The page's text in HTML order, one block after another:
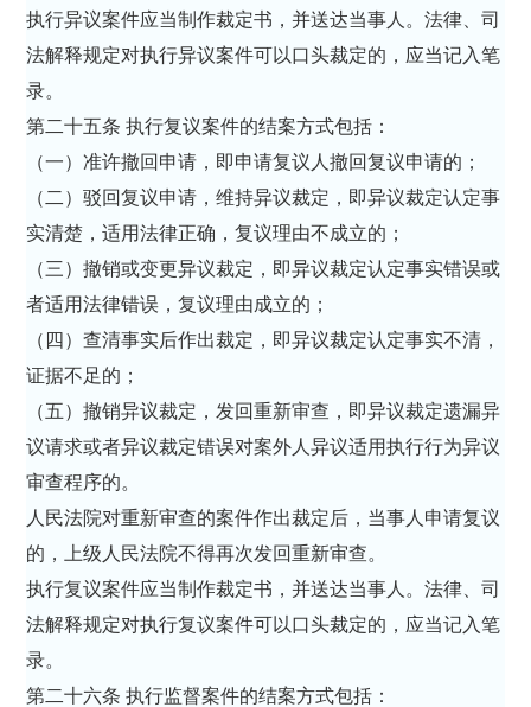
执行异议案件应当制作裁定书，并送达当事人。法律、司
法解释规定对执行异议案件可以口头裁定的，应当记入笔
录。
第二十五条 执行复议案件的结案方式包括：
（一）准许撤回申请，即申请复议人撤回复议申请的；
（二）驳回复议申请，维持异议裁定，即异议裁定认定事
实清楚，适用法律正确，复议理由不成立的；
（三）撤销或变更异议裁定，即异议裁定认定事实错误或
者适用法律错误，复议理由成立的；
（四）查清事实后作出裁定，即异议裁定认定事实不清，
证据不足的；
（五）撤销异议裁定，发回重新审查，即异议裁定遗漏异
议请求或者异议裁定错误对案外人异议适用执行行为异议
审查程序的。
人民法院对重新审查的案件作出裁定后，当事人申请复议
的，上级人民法院不得再次发回重新审查。
执行复议案件应当制作裁定书，并送达当事人。法律、司
法解释规定对执行复议案件可以口头裁定的，应当记入笔
录。
第二十六条 执行监督案件的结案方式包括：